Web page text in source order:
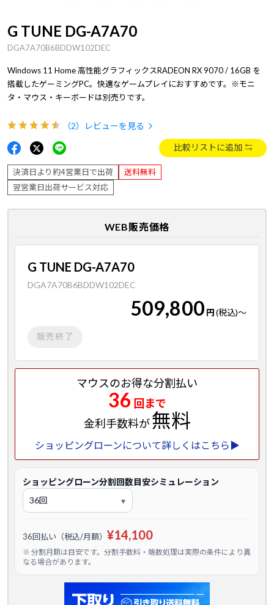
G TUNE DG-A7A70
DGA7A70B6BDDW102DEC
Windows 11 Home 高性能グラフィックスRADEON RX 9070 / 16GB を
搭載したゲーミングPC。快適なゲームプレイにおすすめです。※モニ
タ・マウス・キーボードは別売りです。
（2） レビューを見る
比較リストに追加
決済日より約4営業日で出荷
送料無料
翌営業日出荷サービス対応
WEB販売価格
G TUNE DG-A7A70
DGA7A70B6BDDW102DEC
509,800 円(税込)～
販売終了
マウスのお得な分割払い
36 回まで
金利手数料が無料
ショッピングローンについて詳しくはこちら▶
ショッピングローン分割回数目安シミュレーション
36回払い（税込/月額） ¥14,100
※ 分割月額は目安です。分割手数料・端数処理は実際の条件により異
なる場合があります。